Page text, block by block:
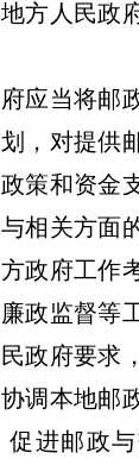
人民政
当将邮
，对提供
策和资金
相关方面
政府工作
政监督等
政府要求
调本地邮
促进邮政